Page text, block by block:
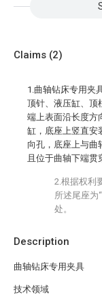
Description
曲轴钻床专用夹具
技术领域
Claims (2)
1.曲轴钻床专用夹
顶针、液压缸、顶
端上表面沿长度方
缸，底座上竖直安
向孔，底座上与曲
且位于曲轴下端贯
2.根据权利
所述尾座为
处。